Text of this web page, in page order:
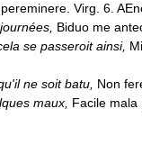
Virg. 6.
Biduo me
se passeroit ainsi,
ne soit batu, Non
maux, Facile mala